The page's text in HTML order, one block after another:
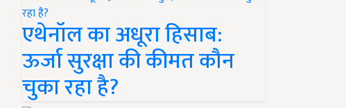
एथेनॉल का अधूरा हिसाब:
ऊर्जा सुरक्षा की कीमत कौन
चुका रहा है?